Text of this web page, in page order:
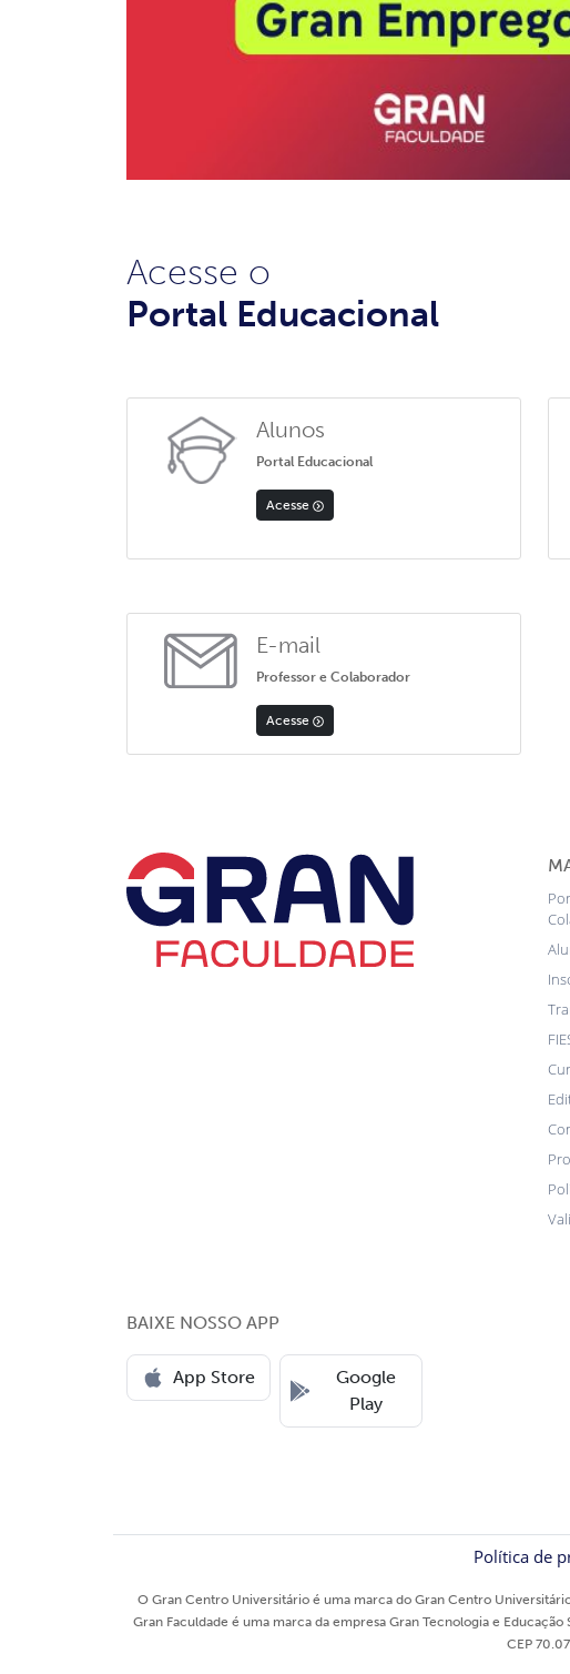
Acesse o
Portal Educacional
Alunos
Portal Educacional
Acesse
E-mail
Professor e Colaborador
Acesse
BAIXE NOSSO APP
App Store
Google
Play
Política de
O Gran Centro Universitário é uma marca do Gran Centro
Gran Faculdade é uma marca da empresa Gran Tecnologia e
CEP